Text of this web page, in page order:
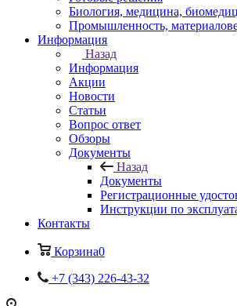
Биология, медицина,
Промышленность,
Информация
Назад
Информация
Акции
Новости
Статьи
Вопрос ответ
Обзоры
Документы
Назад
Документы
Регистрационные
Инструкции по
Контакты
Корзина0
+7 (343) 226-43-32